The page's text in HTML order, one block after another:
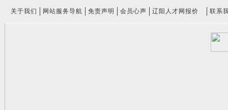
关于我们 网站服务导航 免责声明 会员心声 辽阳人才网报价 联系